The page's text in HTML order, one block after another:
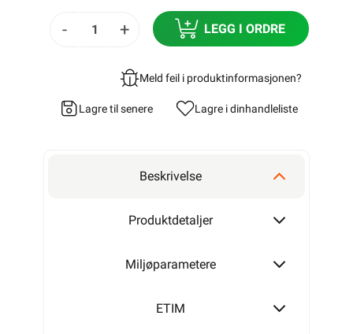
- + LEGG I ORDRE
Meld feil i produktinformasjonen?
Lagre til senere Lagre i dinhandleliste
Beskrivelse
Produktdetaljer
Miljøparametere
ETIM